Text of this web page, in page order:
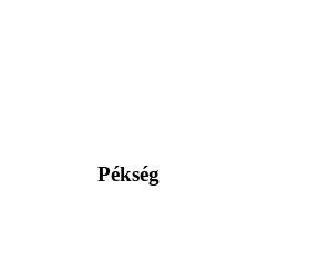
Pékség